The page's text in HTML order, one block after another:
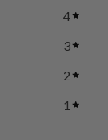
4
3
2
1